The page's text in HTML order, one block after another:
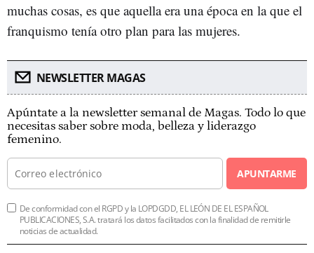
muchas cosas, es que aquella era una época en la que el
franquismo tenía otro plan para las mujeres.
NEWSLETTER MAGAS
Apúntate a la newsletter semanal de Magas. Todo lo que
necesitas saber sobre moda, belleza y liderazgo
femenino.
APUNTARME
De conformidad con el RGPD y la LOPDGDD, EL LEÓN DE EL ESPAÑOL
PUBLICACIONES, S.A. tratará los datos facilitados con la finalidad de remitirle
noticias de actualidad.